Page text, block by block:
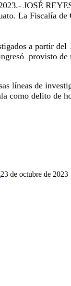
JOSÉ
La Fiscalía de
a partir
provisto
líneas de
como delito de
23 de octubre de 2023